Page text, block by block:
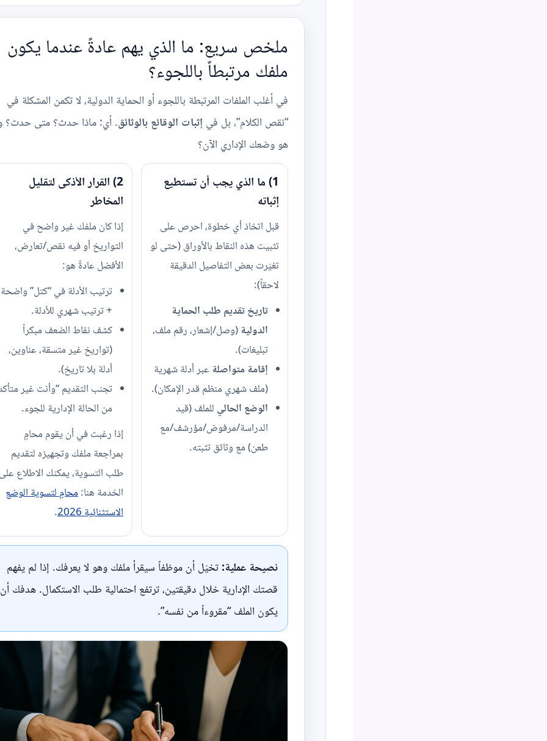
ملخص سريع: ما الذي يهم عادةً عندما يكون
ملفك مرتبطاً باللجوء؟
في أغلب الملفات المرتبطة باللجوء أو الحماية الدولية، لا تكمن المشكلة في
“نقص الكلام”، بل في إثبات الوقائع بالوثائق. أي: ماذا حدث؟ متى حدث؟
هو وضعك الإداري الآن؟
1) ما الذي يجب أن تستطيع
إثباته
قبل اتخاذ أي خطوة، احرص على
تثبيت هذه النقاط بالأوراق (حتى لو
تغيّرت بعض التفاصيل الدقيقة
لاحقاً):
تاريخ تقديم طلب الحماية
الدولية (وصل/إشعار، رقم ملف،
تبليغات).
إقامة متواصلة عبر أدلة شهرية
(ملف شهري منظم قدر الإمكان).
الوضع الحالي للملف (قيد
الدراسة/مرفوض/مؤرشف/مع
طعن) مع وثائق تثبته.
2) القرار الأذكى لتقليل
المخاطر
إذا كان ملفك غير واضح في
التواريخ أو فيه نقص/تعارض،
الأفضل عادةً هو:
ترتيب الأدلة في “كتل” واضحة
+ ترتيب شهري للأدلة.
كشف نقاط الضعف مبكراً
(تواريخ غير متسقة، عناوين،
أدلة بلا تاريخ).
تجنب التقديم “وأنت غير
من الحالة الإدارية للجوء.
إذا رغبت في أن يقوم محامٍ
بمراجعة ملفك وتجهيزه لتقديم
طلب التسوية، يمكنك الاطلاع
الخدمة هنا: محامٍ لتسوية الوضع
الاستثنائية 2026
.
نصيحة عملية: تخيّل أن موظفاً سيقرأ ملفك وهو لا يعرفك. إذا لم يفهم
قصتك الإدارية خلال دقيقتين، ترتفع احتمالية طلب الاستكمال. هدفك أن
يكون الملف “مقروءاً من نفسه”.